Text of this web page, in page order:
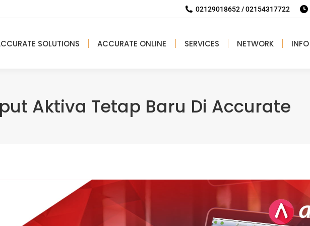
02129018652 / 02154317722
SOLUTIONS ACCURATE ONLINE SERVICES NETWORK INFO
Aktiva Tetap Baru Di Accurate